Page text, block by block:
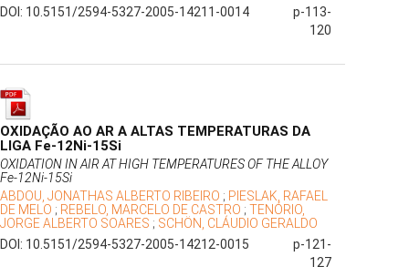
DOI: 10.5151/2594-5327-2005-14211-0014
p-113-
120
OXIDAÇÃO AO AR A ALTAS TEMPERATURAS DA
LIGA Fe-12Ni-15Si
OXIDATION IN AIR AT HIGH TEMPERATURES OF THE ALLOY
Fe-12Ni-15Si
ABDOU, JONATHAS ALBERTO RIBEIRO ; PIESLAK, RAFAEL
DE MELO ; REBELO, MARCELO DE CASTRO ; TENÓRIO,
JORGE ALBERTO SOARES ; SCHÖN, CLÁUDIO GERALDO
DOI: 10.5151/2594-5327-2005-14212-0015
p-121-
127